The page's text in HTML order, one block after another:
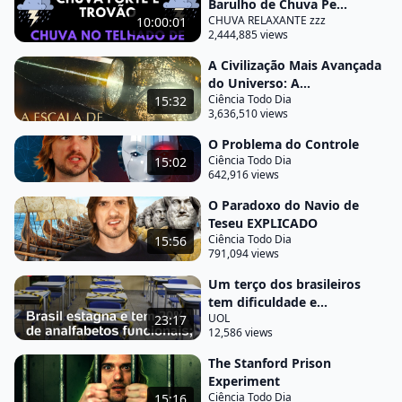
sentimos por meio de palavras imagens ou sons
mas não tem como
garantir que o vermelho que eu vejo é o mesmo
vermelho que você ver mas podemos estar apenas
usando as mesmas palavras para nos referir aos
objetos do mundo que possui na cor vermelha seja
lá como o nosso cérebro interpreta nisso agora
vamos imaginar que a Mary passou a se interessar
especificamente sobre a cor vermelha Ela estudou
tudo sobre o vermelho é o menino desde
informações físicas químicas biológicas e a partir
disso altamente as informações históricas e
psicológicas e filosóficas culturais linguísticas em
qualquer informação se existe alguma informação
sobre a cor vermelha a Mary tem esse
meu. Esse conhecimento da é chamado de
conhecimento físico ele não requer qualquer
10:00:01
Barulho de Chuva Pe...
CHUVA RELAXANTE zzz
2,444,885 views
15:32
A Civilização Mais Avançada
do Universo: A...
Ciência Todo Dia
3,636,510 views
15:02
O Problema do Controle
Ciência Todo Dia
642,916 views
15:56
O Paradoxo do Navio de
Teseu EXPLICADO
Ciência Todo Dia
791,094 views
23:17
Um terço dos brasileiros
tem dificuldade e...
UOL
12,586 views
The Stanford Prison
Experiment
Ciência Todo Dia